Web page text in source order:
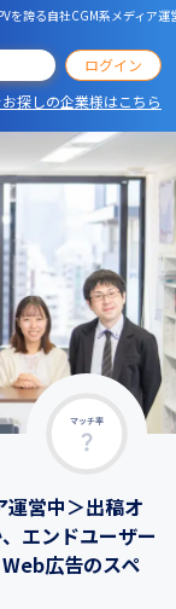
を誇る自社CGM系メディア
ログイン
探しの企業様はこちら
マッチ率
運営中＞出稿オ
エンドユーザー
広告のスペ